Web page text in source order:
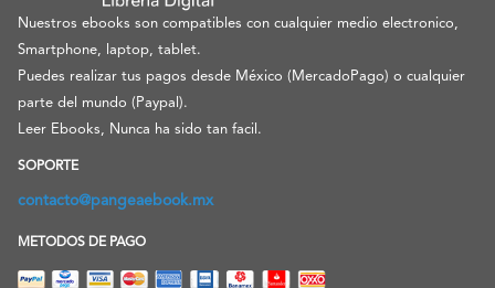
Nuestros ebooks son compatibles con cualquier medio electronico,
Smartphone, laptop, tablet.
Puedes realizar tus pagos desde México (MercadoPago) o cualquier
parte del mundo (Paypal).
Leer Ebooks, Nunca ha sido tan facil.
SOPORTE
contacto@pangeaebook.mx
METODOS DE PAGO